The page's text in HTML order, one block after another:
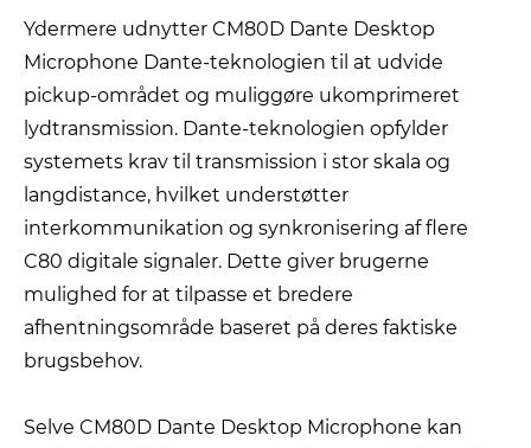
Ydermere udnytter CM80D Dante Desktop
Microphone Dante-teknologien til at udvide
pickup-området og muliggøre ukomprimeret
lydtransmission. Dante-teknologien opfylder
systemets krav til transmission i stor skala og
langdistance, hvilket understøtter
interkommunikation og synkronisering af flere
C80 digitale signaler. Dette giver brugerne
mulighed for at tilpasse et bredere
afhentningsområde baseret på deres faktiske
brugsbehov.
Selve CM80D Dante Desktop Microphone kan